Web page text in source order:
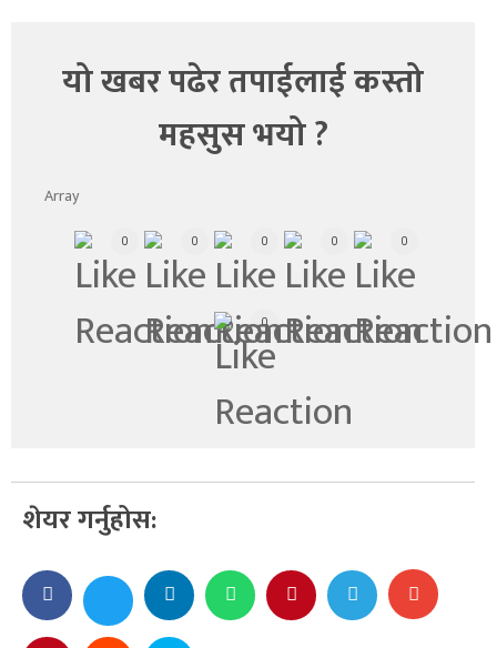
यो खबर पढेर तपाईलाई कस्तो
महसुस भयो ?
Array
0 0 0 0 0
0
शेयर गर्नुहोस: